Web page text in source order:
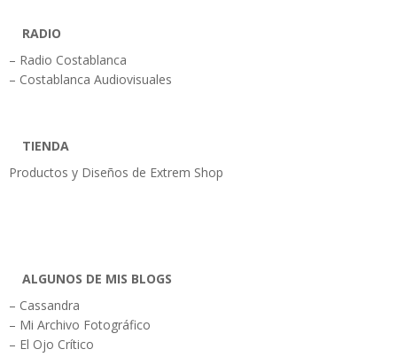
RADIO
– Radio Costablanca
– Costablanca Audiovisuales
TIENDA
Productos y Diseños de Extrem Shop
ALGUNOS DE MIS BLOGS
– Cassandra
– Mi Archivo Fotográfico
– El Ojo Crítico